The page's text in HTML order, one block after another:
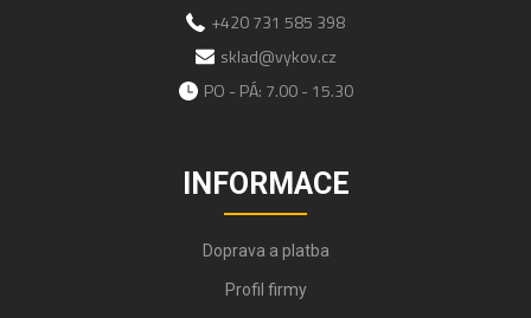
+420 731 585 398
sklad@vykov.cz
PO - PÁ: 7.00 - 15.30
INFORMACE
Doprava a platba
Profil firmy